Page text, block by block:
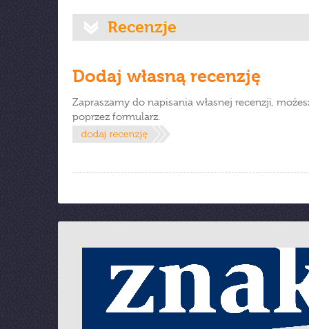
Recenzje
Dodaj własną recenzję
Zapraszamy do napisania własnej recenzji,
poprzez formularz.